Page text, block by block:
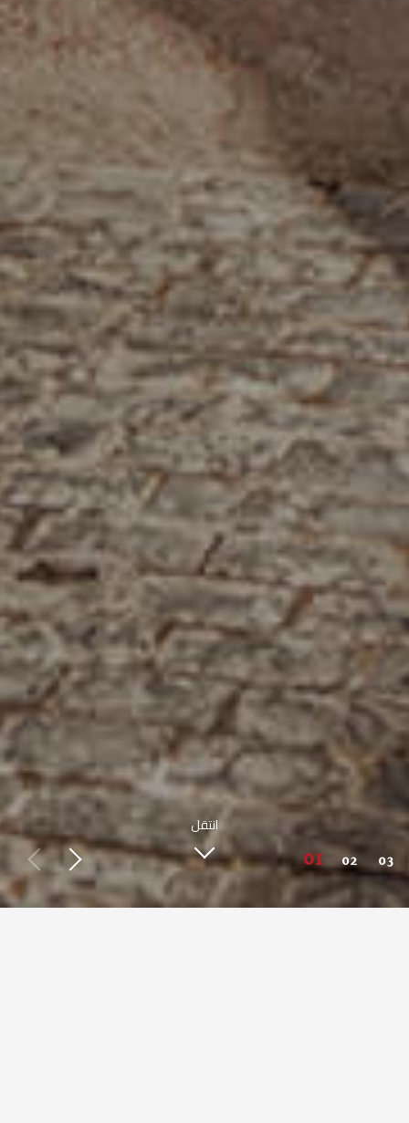
انتقل
الصفحة الرئيسية
قصتنا
قائمة الطعام
فرعنا
صالات الطعام الخاصة
وظائف
INFO@SOBHYKABER.SA
+966 9200 13266
مطعم صبحي كابر
ENGLISH
|اللغة العربية
© حقوق النشر 2021 صبحي كابر. مدعوم من WAK INTERNATIONAL